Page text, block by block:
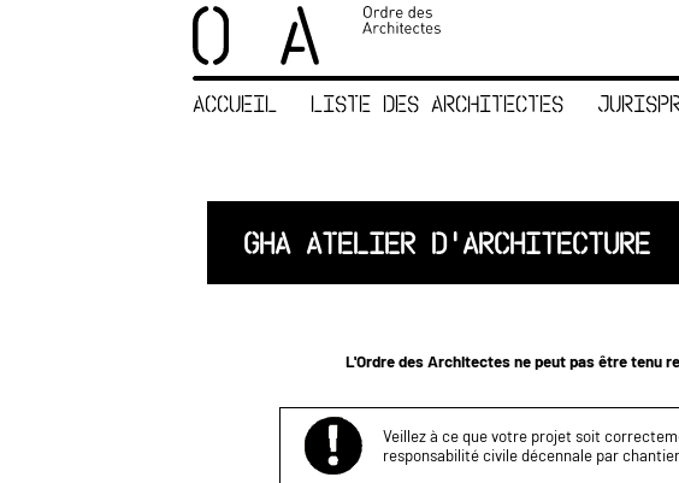
ACCUEIL LISTE DES ARCHITECTES
GHA ATELIER D'ARCHITECTURE
L'Ordre des Architectes ne peut pas être tenu
Veillez à ce que votre projet soit
responsabilité civile décennale par chantier